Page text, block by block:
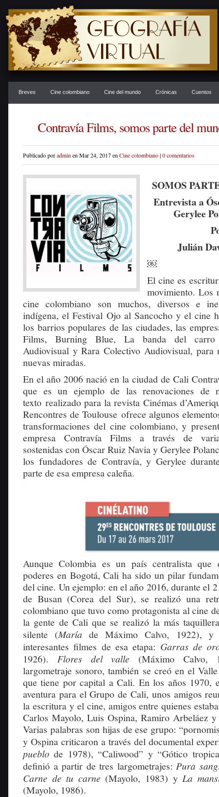
Breves Cine colombiano Cine del mundo Crónicas Cuentos
Contravía Films, somos parte del
Publicado poradmin en Mar 24, 2017 en Cine colombiano|0 comentarios
SOMOS
Entrevista a
Gerylee
Julián
￼
El cine es
movimiento. Los
cine colombiano son muchos, diversos e
indígena, el Festival Ojo al Sancocho y el cine
los barrios populares de las ciudades, las
Films, Burning Blue, La banda del
Audiovisual y Rara Colectivo Audiovisual, para
nuevas miradas.
En el año 2006 nació en la ciudad de Cali
que es un ejemplo de las renovaciones de
texto realizado para la revista Cinémas
Rencontres de Toulouse ofrece algunos
transformaciones del cine colombiano, y
empresa Contravía Films a través de
sostenidas con Óscar Ruiz Navia y Gerylee
los fundadores de Contravía, y Gerylee
parte de esa empresa caleña.
Aunque Colombia es un país centralista que
poderes en Bogotá, Cali ha sido un pilar
del cine. Un ejemplo: en el año 2016, durante el
de Busan (Corea del Sur), se realizó una
colombiano que tuvo como protagonista al cine
la gente de Cali que se realizó la más
silente (Maríade Máximo Calvo, 1922),
interesantes filmes de esa etapa: Garras de
1926). Flores del valle (Máximo Calvo,
largometraje sonoro, también se creó en el
que tiene por capital a Cali. En los años 1970,
aventura para el Grupo de Cali, unos amigos
la escritura y el cine, amigos entre quienes
Carlos Mayolo, Luis Ospina, Ramiro Arbeláez
Varias palabras son hijas de ese grupo:
y Ospina criticaron a través del documental
pueblode 1978), “Caliwood” y “Gótico
definió a partir de tres largometrajes:Pura
Carne de tu carne (Mayolo, 1983) yLa
(Mayolo, 1986).